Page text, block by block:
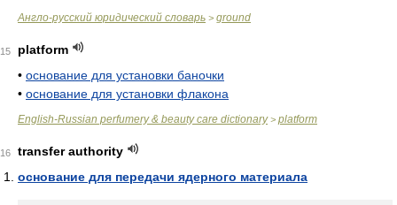
Англо-русский юридический словарь > ground
15
platform
• основание для установки баночки
• основание для установки флакона
English-Russian perfumery & beauty care dictionary> platform
16
transfer аuthority
основание для передачи ядерного материала